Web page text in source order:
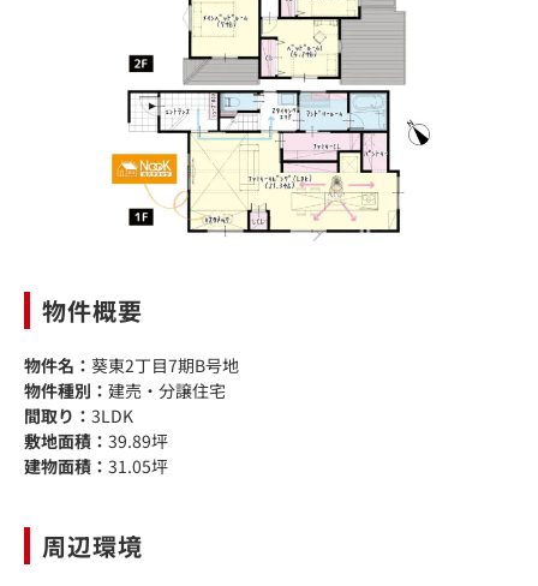
物件概要
物件名： 葵東2丁目7期B号地
物件種別： 建売・分譲住宅
間取り： 3LDK
敷地面積： 39.89坪
建物面積： 31.05坪
周辺環境